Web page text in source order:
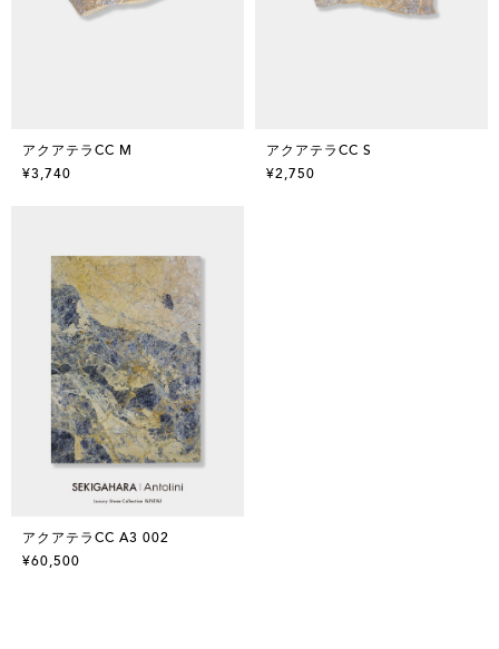
アクアテラCC M
¥3,740
アクアテラCC S
¥2,750
アクアテラCC A3 002
¥60,500